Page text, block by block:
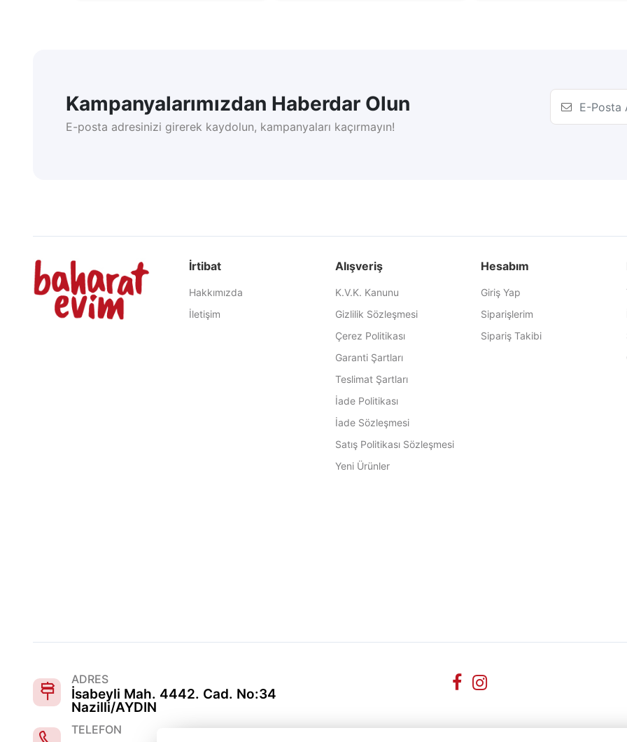
Kampanyalarımızdan Haberdar Olun
E-posta adresinizi girerek kaydolun, kampanyaları kaçırmayın!
İrtibat
Hakkımızda
İletişim
Alışveriş
K.V.K. Kanunu
Gizlilik Sözleşmesi
Çerez Politikası
Garanti Şartları
Teslimat Şartları
İade Politikası
İade Sözleşmesi
Satış Politikası Sözleşmesi
Yeni Ürünler
Hesabım
Giriş Yap
Siparişlerim
Sipariş Takibi
ADRES
İsabeyli Mah. 4442. Cad. No:34
Nazilli/AYDIN
TELEFON